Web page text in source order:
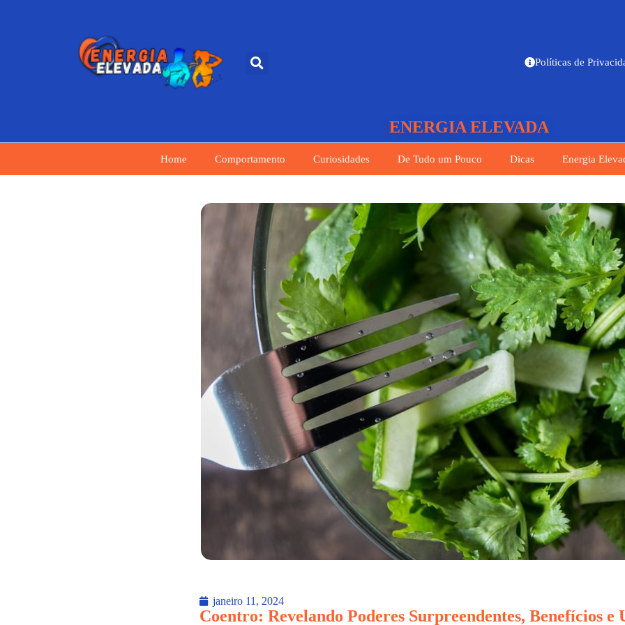
Políticas de
ENERGIA ELEVADA
Home Comportamento Curiosidades De Tudo um Pouco Dicas Energia
janeiro 11, 2024
Coentro: Revelando Poderes Surpreendentes, Benefícios e